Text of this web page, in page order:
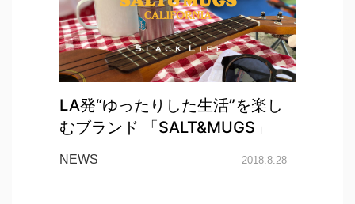
LA発“ゆったりした生活”を楽し
むブランド 「SALT&MUGS」
NEWS 2018.8.28